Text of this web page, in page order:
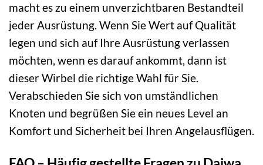
macht es zu einem unverzichtbaren Bestandteil
jeder Ausrüstung. Wenn Sie Wert auf Qualität
legen und sich auf Ihre Ausrüstung verlassen
möchten, wenn es darauf ankommt, dann ist
dieser Wirbel die richtige Wahl für Sie.
Verabschieden Sie sich von umständlichen
Knoten und begrüßen Sie ein neues Level an
Komfort und Sicherheit bei Ihren Angelausflügen.